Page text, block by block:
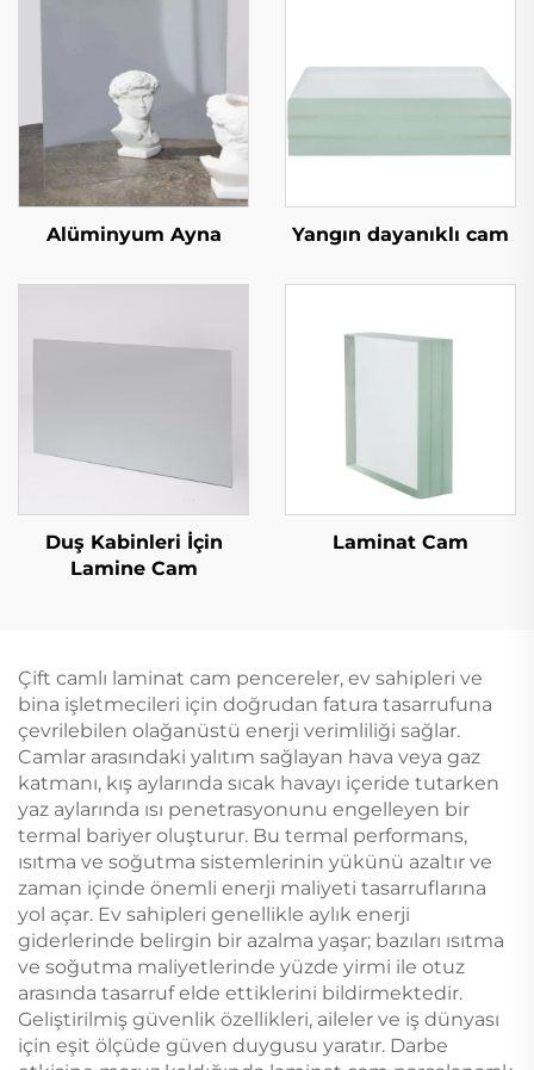
Alüminyum Ayna Yangın dayanıklı cam
Duş Kabinleri İçin
Lamine Cam
Laminat Cam
Çift camlı laminat cam pencereler, ev sahipleri ve
bina işletmecileri için doğrudan fatura tasarrufuna
çevrilebilen olağanüstü enerji verimliliği sağlar.
Camlar arasındaki yalıtım sağlayan hava veya gaz
katmanı, kış aylarında sıcak havayı içeride tutarken
yaz aylarında ısı penetrasyonunu engelleyen bir
termal bariyer oluşturur. Bu termal performans,
ısıtma ve soğutma sistemlerinin yükünü azaltır ve
zaman içinde önemli enerji maliyeti tasarruflarına
yol açar. Ev sahipleri genellikle aylık enerji
giderlerinde belirgin bir azalma yaşar; bazıları ısıtma
ve soğutma maliyetlerinde yüzde yirmi ile otuz
arasında tasarruf elde ettiklerini bildirmektedir.
Geliştirilmiş güvenlik özellikleri, aileler ve iş dünyası
için eşit ölçüde güven duygusu yaratır. Darbe